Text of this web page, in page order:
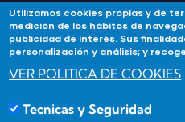
Contacta
Forma3Almeria en:
Utilizamos cookies propias y de
medición de los hábitos de
publicidad de interés. Sus
personalización y análisis; y
VER POLITICA DE COOKIES
Tecnicas y Seguridad